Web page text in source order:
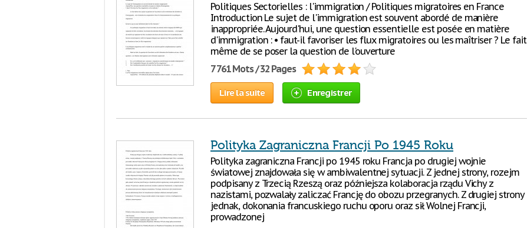
Politiques Sectorielles : l'immigration / Politiques migratoires en France
Introduction Le sujet de l'immigration est souvent abordé de manière
inappropriée. Aujourd'hui, une question essentielle est posée en matière
d'immigration : • faut-il favoriser les flux migratoires ou les maîtriser ? Le fait
même de se poser la question de l'ouverture
7 761 Mots / 32 Pages
Lire la suite Enregistrer
Polityka Zagraniczna Francji Po 1945 Roku
Polityka zagraniczna Francji po 1945 roku Francja po drugiej wojnie
światowej znajdowała się w ambiwalentnej sytuacji. Z jednej strony, rozejm
podpisany z Trzecią Rzeszą oraz późniejsza kolaboracja rządu Vichy z
nazistami, pozwalały zaliczać Francję do obozu przegranych. Z drugiej strony
jednak, dokonania francuskiego ruchu oporu oraz sił Wolnej Francji,
prowadzonej